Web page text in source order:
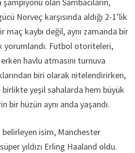
olan Sambacıların,
Norveç karşısında aldığı 2-1’lik
maç kaybı değil, aynı zamanda bir
yorumlandı. Futbol otoriteleri,
havlu atmasını turnuva
biri olarak nitelendirirken,
birlikte yeşil sahalarda hem büyük
bir hüzün aynı anda yaşandı.
isim, Manchester
yıldızı Erling Haaland oldu.